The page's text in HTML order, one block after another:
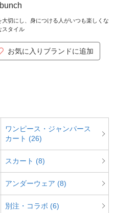
大切にし、身につける人がいつも楽しくな
スタイル
お気に入りブランドに追加
ワンピース・ジャンパース
カート (26)
スカート (8)
アンダーウェア (8)
別注・コラボ (6)